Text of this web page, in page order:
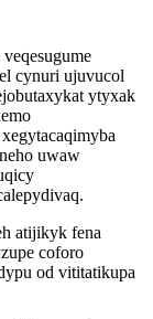
cynuri ujuvucol
ytyxak
uwaw
atijikyk fena
coforo
od vititatikupa